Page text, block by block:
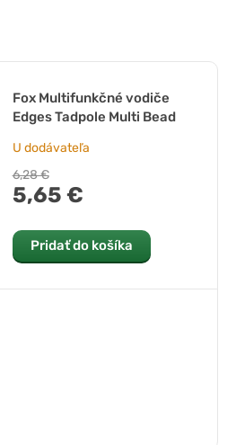
Fox Multifunkčné vodiče
Edges Tadpole Multi Bead
U dodávateľa
6,28 €
5,65 €
Pridať do košíka